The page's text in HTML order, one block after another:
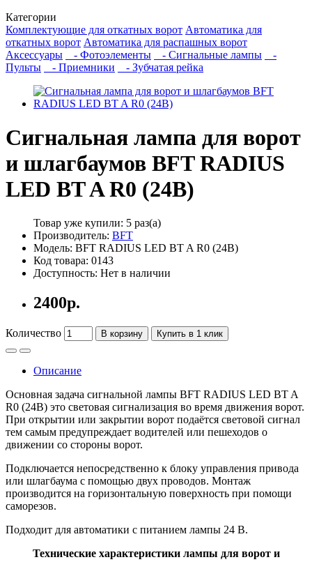
Категории
Комплектующие для откатных ворот Автоматика для
откатных ворот Автоматика для распашных ворот
Аксессуары
- Фотоэлементы - Сигнальные лампы
-
Пульты
- Приемники - Зубчатая рейка
Сигнальная лампа для ворот
и шлагбаумов BFT RADIUS
LED BT A R0 (24В)
Товар уже купили: 5 раз(а)
Производитель: BFT
Модель: BFT RADIUS LED BT A R0 (24В)
Код товара: 0143
Доступность: Нет в наличии
2400р.
Количество В корзину Купить в 1 клик
Описание
Основная задача сигнальной лампы BFT RADIUS LED BT A
R0 (24В) это световая сигнализация во время движения ворот.
При открытии или закрытии ворот подаётся световой сигнал
тем самым предупреждает водителей или пешеходов о
движении со стороны ворот.
Подключается непосредственно к блоку управления привода
или шлагбаума с помощью двух проводов. Монтаж
производится на горизонтальную поверхность при помощи
саморезов.
Подходит для автоматики с питанием лампы 24 В.
Технические характеристики лампы для ворот и